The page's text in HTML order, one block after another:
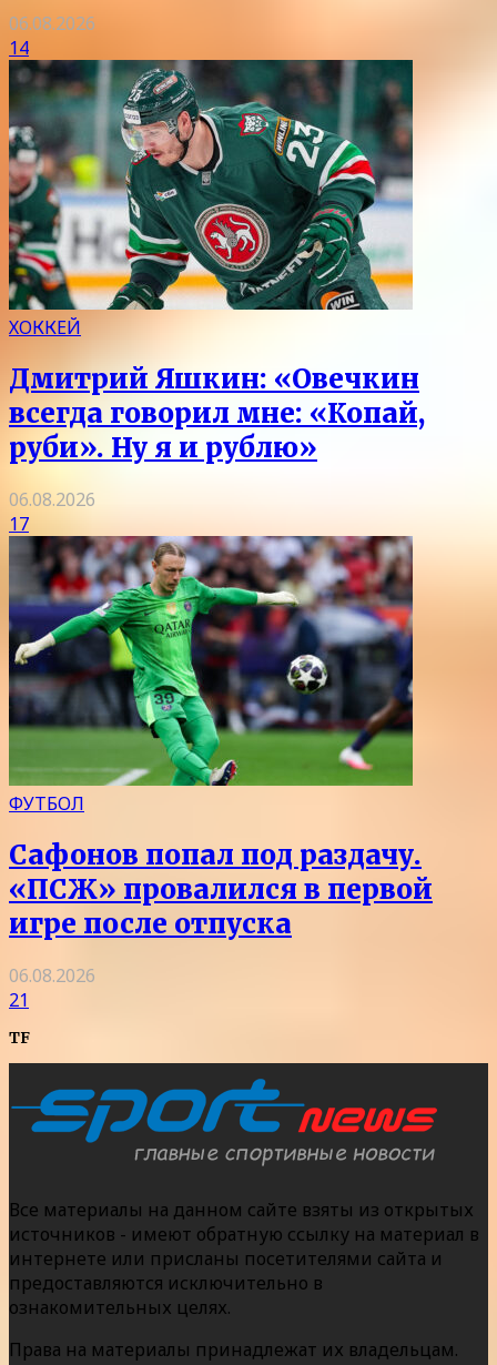
06.08.2026
14
ХОККЕЙ
Дмитрий Яшкин: «Овечкин
всегда говорил мне: «Копай,
руби». Ну я и рублю»
06.08.2026
17
ФУТБОЛ
Сафонов попал под раздачу.
«ПСЖ» провалился в первой
игре после отпуска
06.08.2026
21
TF
Все материалы на данном сайте взяты из открытых
источников - имеют обратную ссылку на материал в
интернете или присланы посетителями сайта и
предоставляются исключительно в
ознакомительных целях.
Права на материалы принадлежат их владельцам.